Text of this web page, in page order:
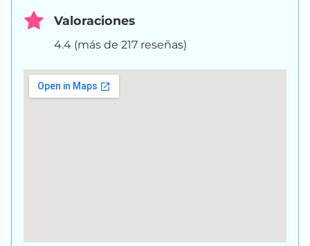
Valoraciones
4.4 (más de 217 reseñas)